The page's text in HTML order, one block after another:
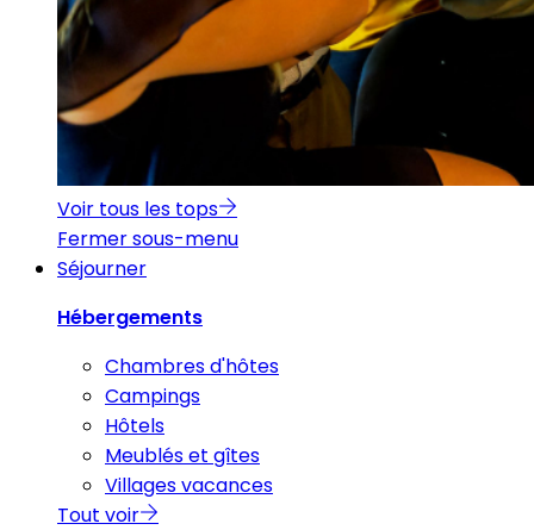
Voir tous les tops
Fermer sous-menu
Séjourner
Hébergements
Chambres d'hôtes
Campings
Hôtels
Meublés et gîtes
Villages vacances
Tout voir